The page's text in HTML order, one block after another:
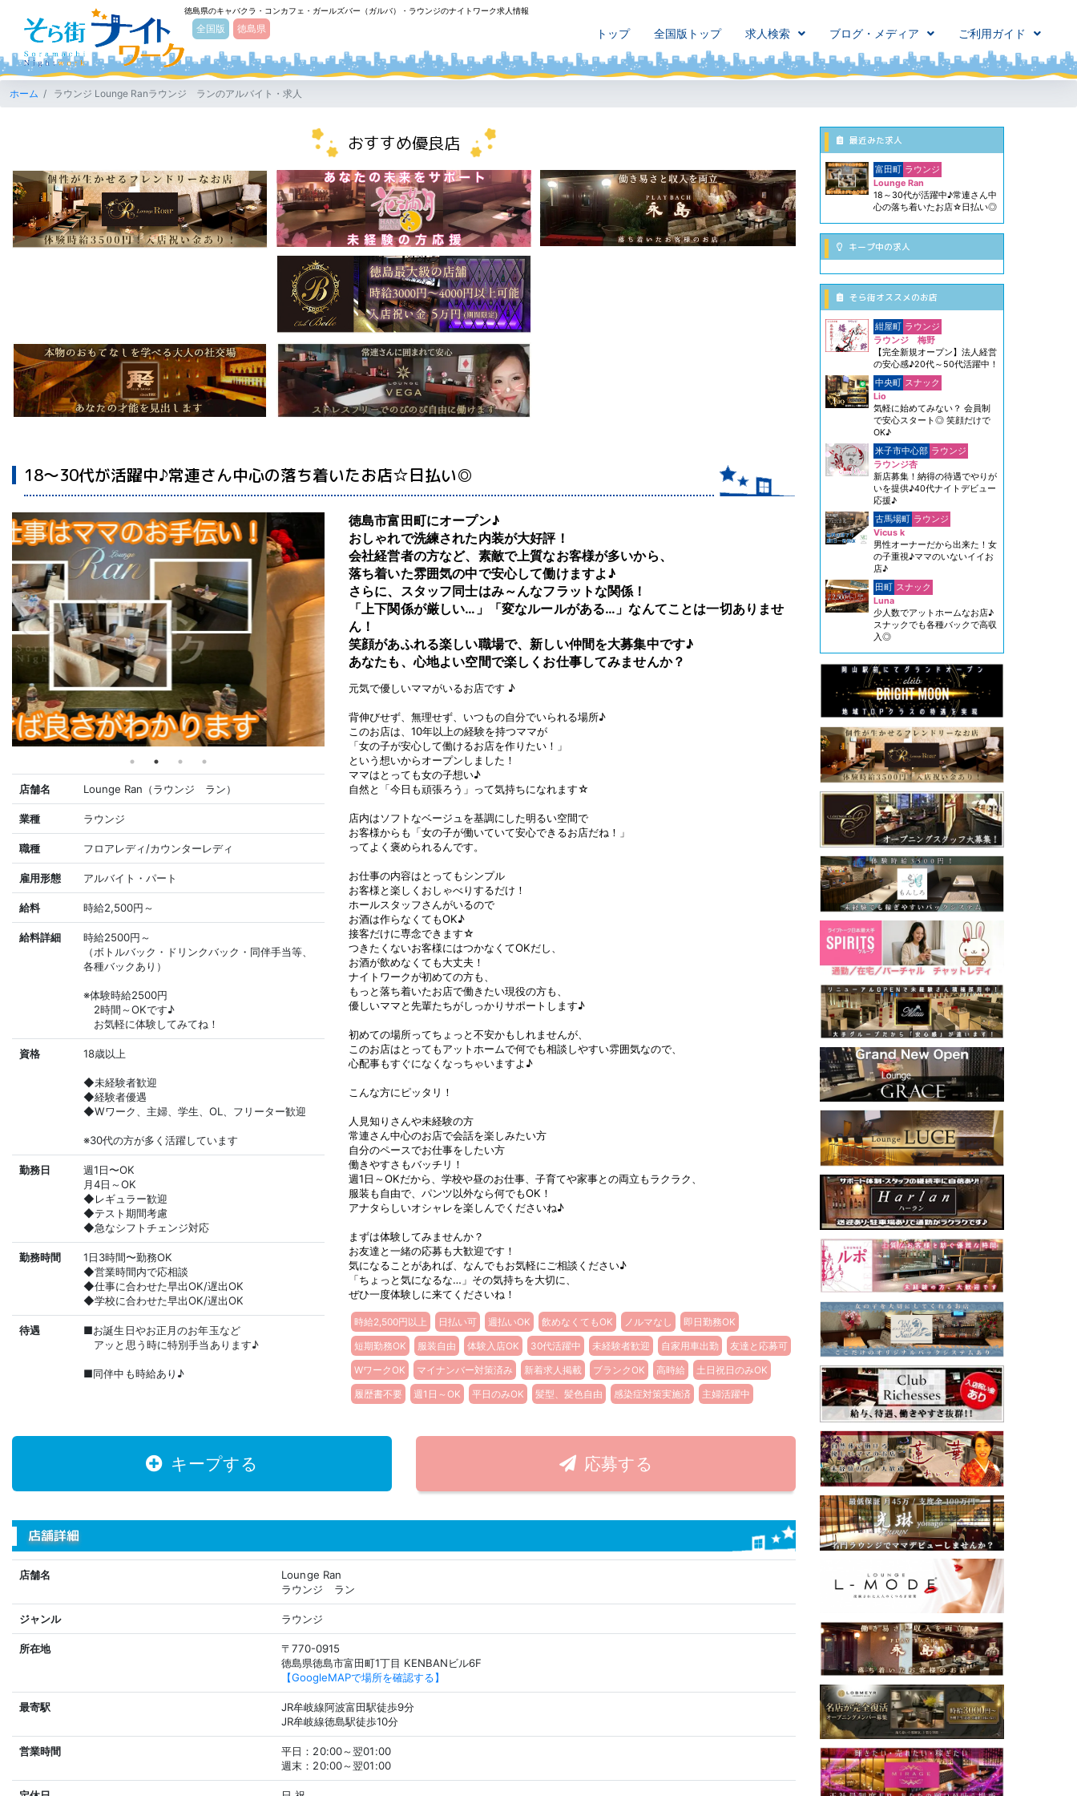
そら街ナイトワーク
徳島県のキャバクラ・コンカフェ・ガールズバー（ガルバ）・ラウンジのナイトワーク求人情報
全国版 徳島県 トップ 全国版トップ 求人検索 ブログ・メディア ご利用ガイド
ホーム ラウンジ Lounge Ranラウンジ ランのアルバイト・求人
おすすめ優良店
18～30代が活躍中♪常連さん中心の落ち着いたお店☆日払い◎
店舗名 Lounge Ran（ラウンジ ラン）
業種 ラウンジ
職種 フロアレディ/カウンターレディ
雇用形態 アルバイト・パート
給料 時給2,500円～
給料詳細
時給2500円～
（ボトルバック・ドリンクバック・同伴手当等、
各種バックあり）
※体験時給2500円
2時間～OKです♪
お気軽に体験してみてね！
資格 18歳以上
◆未経験者歓迎
◆経験者優遇
◆Wワーク、主婦、学生、OL、フリーター歓迎
※30代の方が多く活躍しています
勤務日
週1日〜OK
月4日～OK
◆レギュラー歓迎
◆テスト期間考慮
◆急なシフトチェンジ対応
勤務時間
1日3時間〜勤務OK
◆営業時間内で応相談
◆仕事に合わせた早出OK/遅出OK
◆学校に合わせた早出OK/遅出OK
待遇
■お誕生日やお正月のお年玉など
アッと思う時に特別手当あります♪
■同伴中も時給あり♪
徳島市富田町にオープン♪
おしゃれで洗練された内装が大好評！
会社経営者の方など、素敵で上質なお客様が多いから、
落ち着いた雰囲気の中で安心して働けますよ♪
さらに、スタッフ同士はみ～んなフラットな関係！
「上下関係が厳しい…」「変なルールがある…」なんてことは一切ありませ
ん！
笑顔があふれる楽しい職場で、新しい仲間を大募集中です♪
あなたも、心地よい空間で楽しくお仕事してみませんか？
元気で優しいママがいるお店です ♪
背伸びせず、無理せず、いつもの自分でいられる場所♪
このお店は、10年以上の経験を持つママが
「女の子が安心して働けるお店を作りたい！」
という想いからオープンしました！
ママはとっても女の子想い♪
自然と「今日も頑張ろう」って気持ちになれます☆
店内はソフトなベージュを基調にした明るい空間で
お客様からも「女の子が働いていて安心できるお店だね！」
ってよく褒められるんです。
お仕事の内容はとってもシンプル
お客様と楽しくおしゃべりするだけ！
ホールスタッフさんがいるので
お酒は作らなくてもOK♪
接客だけに専念できます☆
つきたくないお客様にはつかなくてOKだし、
お酒が飲めなくても大丈夫！
ナイトワークが初めての方も、
もっと落ち着いたお店で働きたい現役の方も、
優しいママと先輩たちがしっかりサポートします♪
初めての場所ってちょっと不安かもしれませんが、
このお店はとってもアットホームで何でも相談しやすい雰囲気なので、
心配事もすぐになくなっちゃいますよ♪
こんな方にピッタリ！
人見知りさんや未経験の方
常連さん中心のお店で会話を楽しみたい方
自分のペースでお仕事をしたい方
働きやすさもバッチリ！
週1日～OKだから、学校や昼のお仕事、子育てや家事との両立もラクラク、
服装も自由で、パンツ以外なら何でもOK！
アナタらしいオシャレを楽しんでくださいね♪
まずは体験してみませんか？
お友達と一緒の応募も大歓迎です！
気になることがあれば、なんでもお気軽にご相談ください♪
「ちょっと気になるな…」その気持ちを大切に、
ぜひ一度体験しに来てくださいね！
時給2,500円以上 日払い可 週払いOK 飲めなくてもOK ノルマなし
即日勤務OK
短期勤務OK
服装自由 体験入店OK 30代活躍中 未経験者歓迎 自家用車出勤
友達と応募可
WワークOK
マイナンバー対策済み 新着求人掲載 ブランクOK 高時給
土日祝日のみOK
履歴書不要
週1日～OK 平日のみOK 髪型、髪色自由 感染症対策実施済 主婦活躍中
キープする 応募する
店舗詳細
店舗名
Lounge Ran
ラウンジ ラン
ジャンル ラウンジ
所在地
〒770-0915
徳島県徳島市富田町1丁目 KENBANビル6F
【GoogleMAPで場所を確認する】
最寄駅
JR牟岐線阿波富田駅徒歩9分
JR牟岐線徳島駅徒歩10分
営業時間
平日：20:00～翌01:00
週末：20:00～翌01:00
最近みた求人
富田町 ラウンジ
Lounge Ran
18～30代が活躍中♪常連さん中
心の落ち着いたお店☆日払い◎
キープ中の求人
そら街オススメのお店
紺屋町 ラウンジ
ラウンジ 梅野
【完全新規オープン】法人経営
の安心感♪20代～50代活躍中！
中央町 スナック
Lio
気軽に始めてみない？ 会員制
で安心スタート◎ 笑顔だけで
OK♪
米子市中心部 ラウンジ
ラウンジ杏
新店募集！納得の待遇でやりが
いを提供♪40代ナイトデビュー
応援♪
古馬場町 ラウンジ
Vicus k
男性オーナーだから出来た！女
の子重視♪ママのいないイイお
店♪
田町 スナック
Luna
少人数でアットホームなお店♪
スナックでも各種バックで高収
入◎